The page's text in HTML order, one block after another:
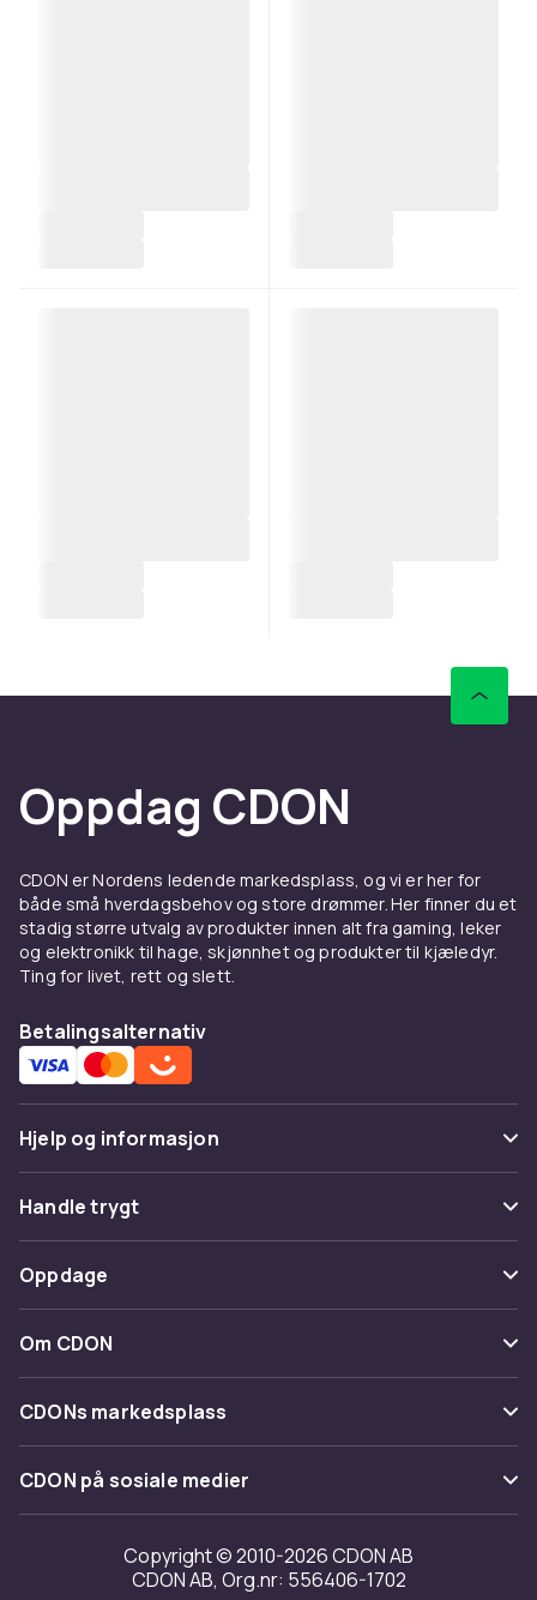
Oppdag CDON
CDON er Nordens ledende markedsplass, og vi er her for
både små hverdagsbehov og store drømmer. Her finner du et
stadig større utvalg av produkter innen alt fra gaming, leker
og elektronikk til hage, skjønnhet og produkter til kjæledyr.
Ting for livet, rett og slett.
Betalingsalternativ
Hjelp og informasjon
Vanlige spørsmål
Spor pakke
Angre & returner her
Kontakt oss
Handle trygt
Betaling
Levering
Tilbakekallinger
Oppdage
Kategorier
Varemerker
Om CDON
Om oss
Kundeanmeldelser
Jobbe på CDON
Investor relations
Tilgjengelighet
CDONs markedsplass
Merchant Help Center
CDON på sosiale medier
Copyright © 2010-2026 CDON AB
CDON AB, Org.nr: 556406-1702